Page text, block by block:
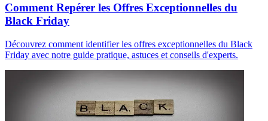
Comment Repérer les Offres Exceptionnelles du
Black Friday
Découvrez comment identifier les offres exceptionnelles du Black
Friday avec notre guide pratique, astuces et conseils d'experts.